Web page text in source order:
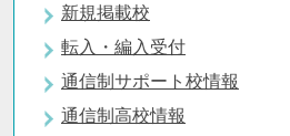
新規掲載校
転入・編入受付
通信制サポート校情報
通信制高校情報